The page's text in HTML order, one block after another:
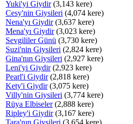
Yuki'yi Giydir(3,143 kere)
Cesy'nin Giysileri (4,074 kere)
Nena'yı Giydir(3,637 kere)
Mena'yı Giydir(3,023 kere)
Sevgililer Günü (3,730 kere)
Suzi'nin Giysileri (2,824 kere)
Gina'nın Giysileri (2,927 kere)
Leni'yi Giydir(2,923 kere)
Pearl'i Giydir(2,818 kere)
Kety'i Giydir(3,075 kere)
Villy'nin Giysileri (3,774 kere)
Rüya Elbiseler(2,888 kere)
Ripley'i Giydir(3,167 kere)
Tara'nın Giysileri (3,654 kere)